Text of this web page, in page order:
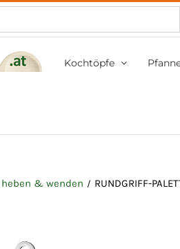
Kochtöpfe
heben & wenden RUNDGRIFF-